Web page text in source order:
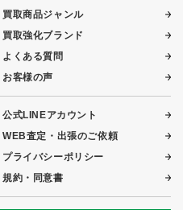
買取商品ジャンル
買取強化ブランド
よくある質問
お客様の声
公式LINEアカウント
WEB査定・出張のご依頼
プライバシーポリシー
規約・同意書